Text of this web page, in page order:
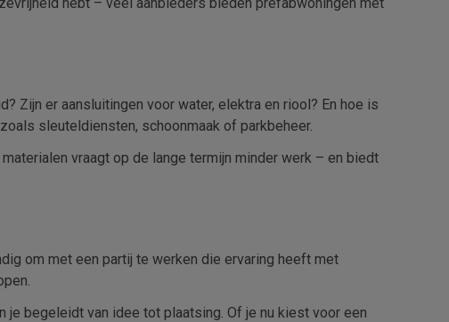
Zijn er aansluitingen voor water, elektra en riool? En hoe is
sleuteldiensten, schoonmaak of parkbeheer.
vraagt op de lange termijn minder werk – en biedt
om met een partij te werken die ervaring heeft met
je begeleidt van idee tot plaatsing. Of je nu kiest voor een